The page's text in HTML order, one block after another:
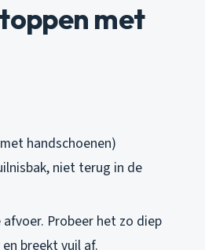
met
handschoenen)
niet terug in de
Probeer het zo diep
breekt vuil af.